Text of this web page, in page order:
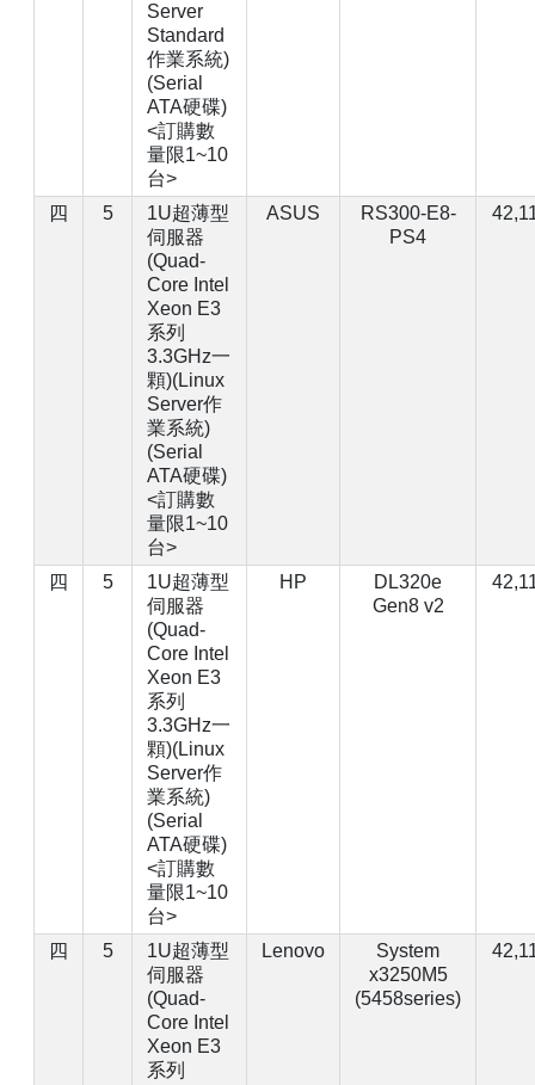
Server
Standard
作業系統)
(Serial
ATA硬碟)
<訂購數
量限1~10
台>
四 5
1U超薄型
伺服器
(Quad-
Core Intel
Xeon E3
系列
3.3GHz一
顆)(Linux
Server作
業系統)
(Serial
ATA硬碟)
<訂購數
量限1~10
台>
ASUS
RS300-E8-
PS4
四 5
1U超薄型
伺服器
(Quad-
Core Intel
Xeon E3
系列
3.3GHz一
顆)(Linux
Server作
業系統)
(Serial
ATA硬碟)
<訂購數
量限1~10
台>
HP
DL320e
Gen8 v2
四 5
1U超薄型
伺服器
(Quad-
Core Intel
Xeon E3
系列
Lenovo
System
x3250M5
(5458series)